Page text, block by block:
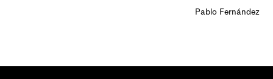
Pablo Fernández